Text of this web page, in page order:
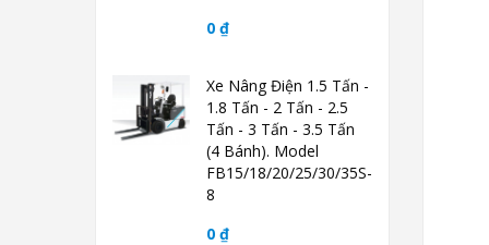
0 ₫
Xe Nâng Điện 1.5 Tấn -
1.8 Tấn - 2 Tấn - 2.5
Tấn - 3 Tấn - 3.5 Tấn
(4 Bánh). Model
FB15/18/20/25/30/35S-
8
0 ₫